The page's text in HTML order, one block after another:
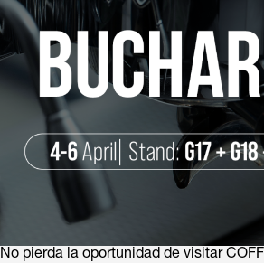
No pierda la oportunidad de visitar